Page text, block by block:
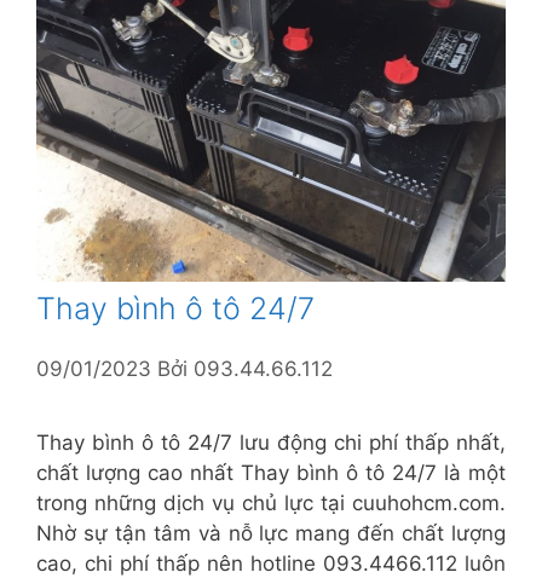
Thay bình ô tô 24/7
09/01/2023 Bởi 093.44.66.112
Thay bình ô tô 24/7 lưu động chi phí thấp nhất,
chất lượng cao nhất Thay bình ô tô 24/7 là một
trong những dịch vụ chủ lực tại cuuhohcm.com.
Nhờ sự tận tâm và nỗ lực mang đến chất lượng
cao, chi phí thấp nên hotline 093.4466.112 luôn